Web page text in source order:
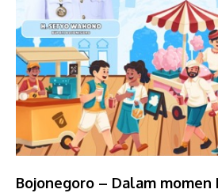
Bojonegoro – Dalam momen